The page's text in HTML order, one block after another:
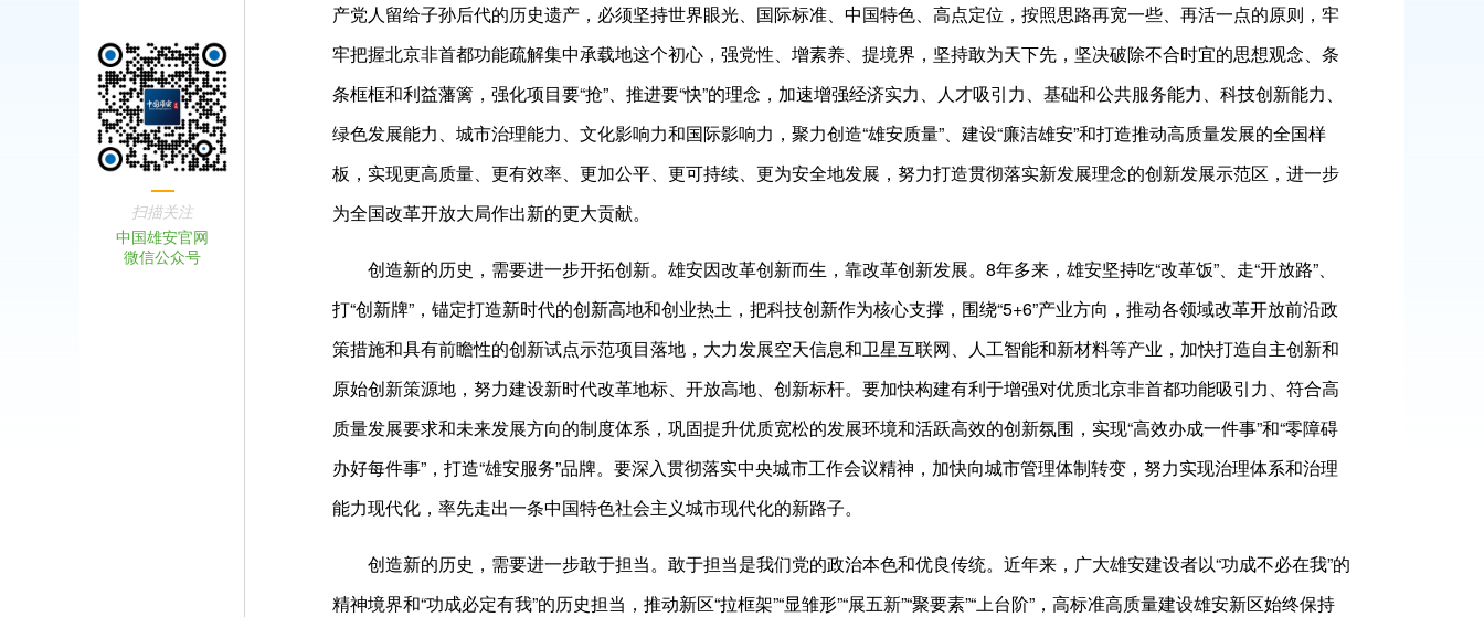
扫描关注
中国雄安官网
微信公众号
产党人留给子孙后代的历史遗产，必须坚持世界眼光、国际标准、中国特色、高点定位，按照思路再宽一些、再活一点的原则，牢
牢把握北京非首都功能疏解集中承载地这个初心，强党性、增素养、提境界，坚持敢为天下先，坚决破除不合时宜的思想观念、条
条框框和利益藩篱，强化项目要“抢”、推进要“快”的理念，加速增强经济实力、人才吸引力、基础和公共服务能力、科技创新能力、
绿色发展能力、城市治理能力、文化影响力和国际影响力，聚力创造“雄安质量”、建设“廉洁雄安”和打造推动高质量发展的全国样
板，实现更高质量、更有效率、更加公平、更可持续、更为安全地发展，努力打造贯彻落实新发展理念的创新发展示范区，进一步
为全国改革开放大局作出新的更大贡献。
创造新的历史，需要进一步开拓创新。雄安因改革创新而生，靠改革创新发展。8年多来，雄安坚持吃“改革饭”、走“开放路”、
打“创新牌”，锚定打造新时代的创新高地和创业热土，把科技创新作为核心支撑，围绕“5+6”产业方向，推动各领域改革开放前沿政
策措施和具有前瞻性的创新试点示范项目落地，大力发展空天信息和卫星互联网、人工智能和新材料等产业，加快打造自主创新和
原始创新策源地，努力建设新时代改革地标、开放高地、创新标杆。要加快构建有利于增强对优质北京非首都功能吸引力、符合高
质量发展要求和未来发展方向的制度体系，巩固提升优质宽松的发展环境和活跃高效的创新氛围，实现“高效办成一件事”和“零障碍
办好每件事”，打造“雄安服务”品牌。要深入贯彻落实中央城市工作会议精神，加快向城市管理体制转变，努力实现治理体系和治理
能力现代化，率先走出一条中国特色社会主义城市现代化的新路子。
创造新的历史，需要进一步敢于担当。敢于担当是我们党的政治本色和优良传统。近年来，广大雄安建设者以“功成不必在我”的
精神境界和“功成必定有我”的历史担当，推动新区“拉框架”“显雏形”“展五新”“聚要素”“上台阶”，高标准高质量建设雄安新区始终保持